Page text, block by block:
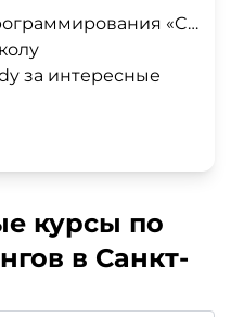
Благодарность школе программирования «Coddy»
за интересные
курсы по
в Санкт-